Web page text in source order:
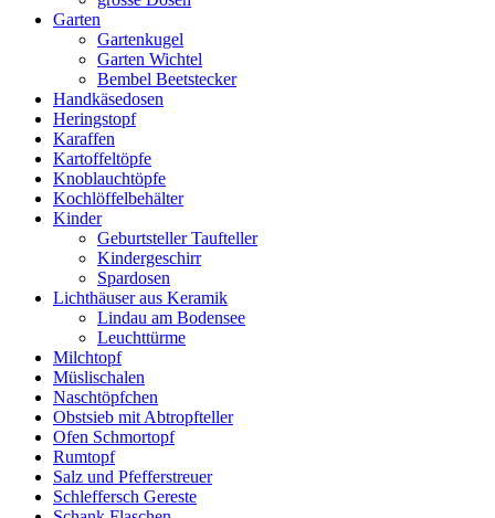
Garten
Gartenkugel
Garten Wichtel
Bembel Beetstecker
Handkäsedosen
Heringstopf
Karaffen
Kartoffeltöpfe
Knoblauchtöpfe
Kochlöffelbehälter
Kinder
Geburtsteller Taufteller
Kindergeschirr
Spardosen
Lichthäuser aus Keramik
Lindau am Bodensee
Leuchttürme
Milchtopf
Müslischalen
Naschtöpfchen
Obstsieb mit Abtropfteller
Ofen Schmortopf
Rumtopf
Salz und Pfefferstreuer
Schleffersch Gereste